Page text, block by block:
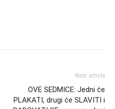
Next article
OVE SEDMICE: Jedni će
PLAKATI, drugi će SLAVITI i